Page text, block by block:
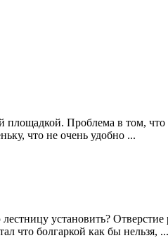
площадкой. Проблема в том,
что не очень удобно ...
установить? Отверстие
что болгаркой как бы нельзя, ...